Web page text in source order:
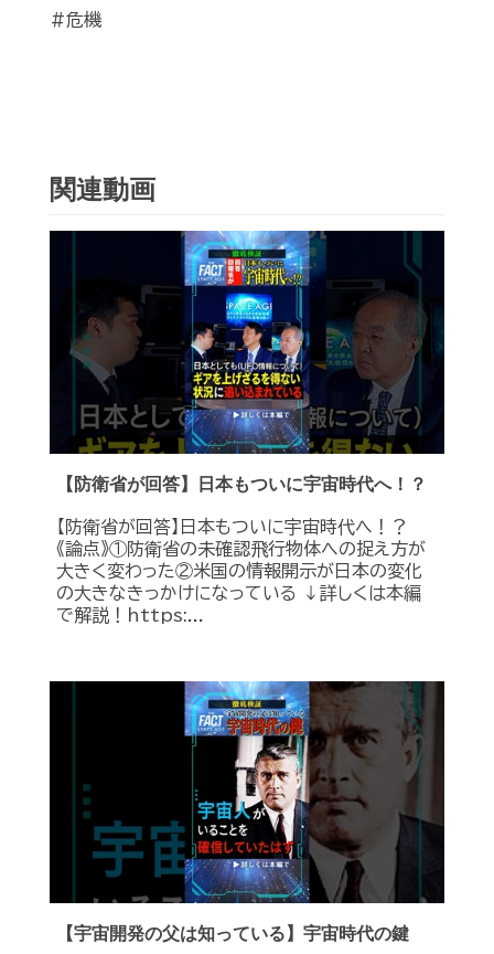
#危機
関連動画
【防衛省が回答】日本もついに宇宙時代へ！？
【防衛省が回答】日本もついに宇宙時代へ！？
《論点》①防衛省の未確認飛行物体への捉え方が
大きく変わった②米国の情報開示が日本の変化
の大きなきっかけになっている ↓詳しくは本編
で解説！https:...
【宇宙開発の父は知っている】宇宙時代の鍵